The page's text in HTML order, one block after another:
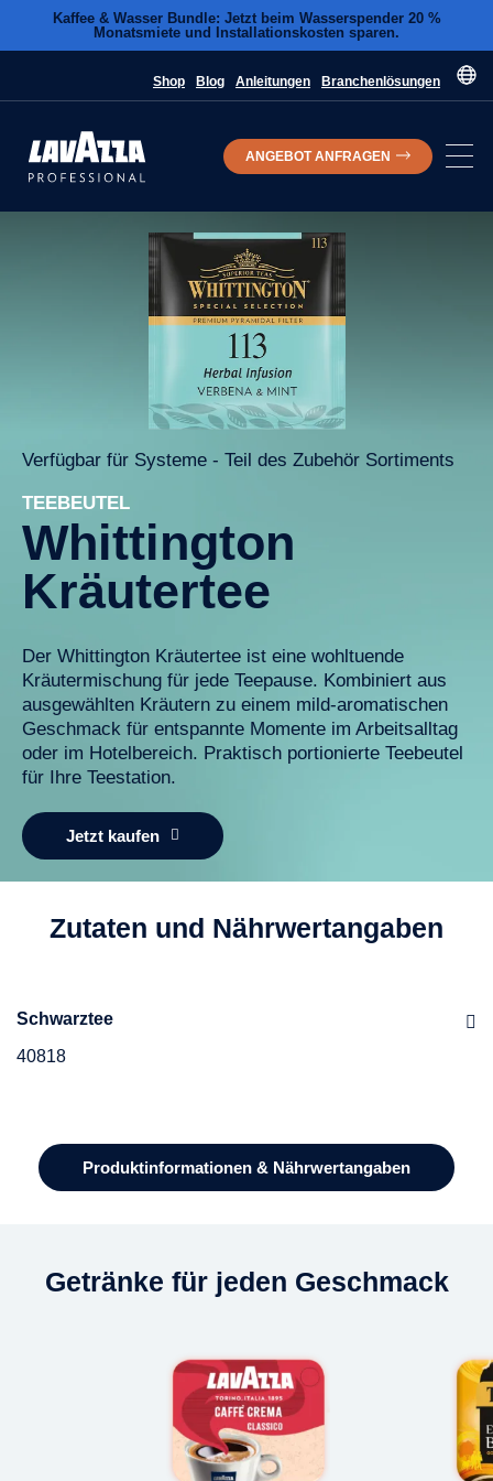
Kaffee & Wasser Bundle: Jetzt beim Wasserspender 20 %
Monatsmiete und Installationskosten sparen.
Shop Blog Anleitungen Branchenlösungen
ANGEBOT ANFRAGEN
Verfügbar für Systeme - Teil des Zubehör Sortiments
TEEBEUTEL
Whittington
Kräutertee
Der Whittington Kräutertee ist eine wohltuende
Kräutermischung für jede Teepause. Kombiniert aus
ausgewählten Kräutern zu einem mild-aromatischen
Geschmack für entspannte Momente im Arbeitsalltag
oder im Hotelbereich. Praktisch portionierte Teebeutel
für Ihre Teestation.
Jetzt kaufen
Zutaten und Nährwertangaben
Schwarztee
40818
Bezeichnung: KRÄUTERTEE AUS EISENKRAUT UND
MINZE
Produktinformationen & Nährwertangaben
Getränke für jeden Geschmack